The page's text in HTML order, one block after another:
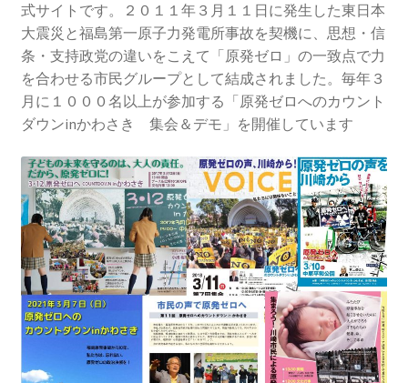
原発ゼロ金曜日行動 inかわさき
2013.3.10 第２回原発ゼロへのカウントダウンinかわ
さき 集会
2014.3.16 第３回原発ゼロへのカウントダウンinかわ
さき 集会
2014.10.13 「今こそ９条inかわさき」大集会 第二分
科会【原発は人権問題だ】 福島からの発言
2022.3.13 第11回原発ゼロへのカウントダウンinかわ
さき 集会
2015.3.8 第4回原発ゼロへのカウントダウンinかわさ
き 集会
式サイトです。２０１１年３月１１日に発生した東日本
大震災と福島第一原子力発電所事故を契機に、思想・信
条・支持政党の違いをこえて「原発ゼロ」の一致点で力
を合わせる市民グループとして結成されました。毎年３
月に１０００名以上が参加する「原発ゼロへのカウント
ダウンinかわさき 集会＆デモ」を開催しています